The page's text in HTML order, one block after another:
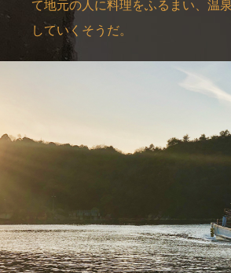
て地元の人に料理をふるまい、温
していくそうだ。